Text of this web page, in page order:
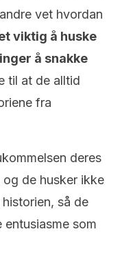
vet hvordan
viktig å huske
å snakke
til at de alltid
fra
deres
de husker ikke
så de
som